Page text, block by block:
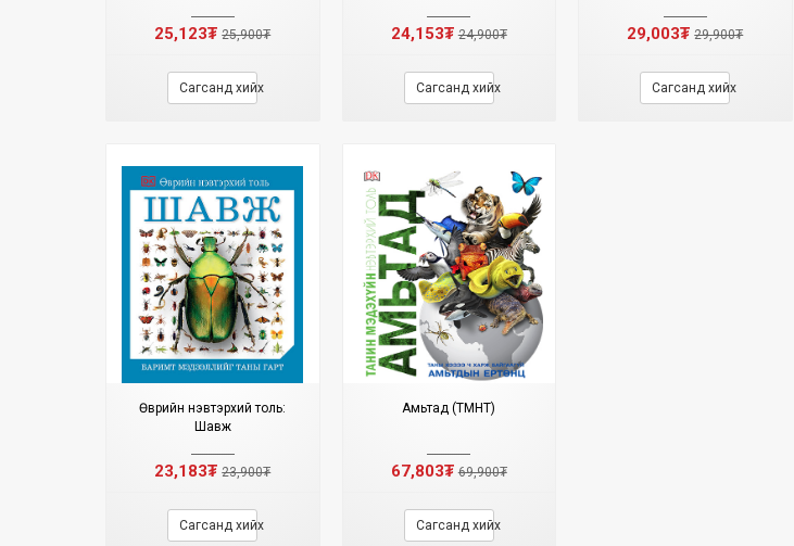
25,123₮25,900₮
Сагсанд хийх
24,153₮24,900₮
Сагсанд хийх
29,003₮29,900₮
Сагсанд хийх
Өврийн нэвтэрхий толь:
Шавж
23,183₮23,900₮
Сагсанд хийх
Амьтад (ТМНТ)
67,803₮69,900₮
Сагсанд хийх